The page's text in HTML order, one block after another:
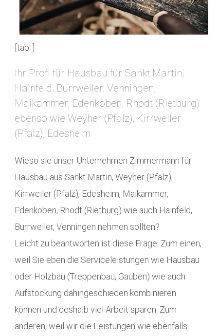
[tab: ]
Ihr Profi für Hausbau für Sankt Martin,
Hainfeld, Burrweiler, Venningen,
Maikammer, Edenkoben, Rhodt (Rietburg)
ebenso wie Weyher (Pfalz), Kirrweiler
(Pfalz), Edesheim
Wieso sie unser Unternehmen Zimmermann für
Hausbau aus Sankt Martin, Weyher (Pfalz),
Kirrweiler (Pfalz), Edesheim, Maikammer,
Edenkoben, Rhodt (Rietburg) wie auch Hainfeld,
Burrweiler, Venningen nehmen sollten?
Leicht zu beantworten ist diese Frage. Zum einen,
weil Sie eben die Serviceleistungen wie Hausbau
oder Holzbau (Treppenbau, Gauben) wie auch
Aufstockung dahingeschieden kombinieren
können und deshalb viel Arbeit sparen. Zum
anderen, weil wir die Leistungen wie ebenfalls